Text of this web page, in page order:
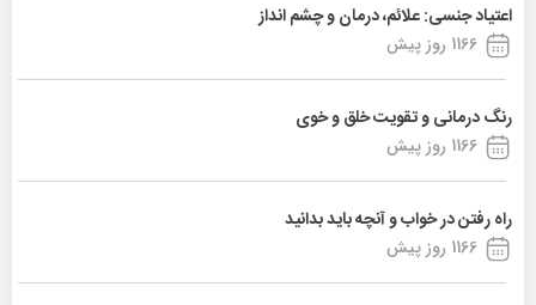
اعتیاد جنسی: علائم، درمان و چشم انداز
1166 روز پیش
رنگ درمانی و تقویت خلق و خوی
1166 روز پیش
راه رفتن در خواب و آنچه باید بدانید
1166 روز پیش